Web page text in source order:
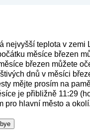
nejvyšší teplota v
měsíce březen
březen můžete
dnů v měsíci
mějte prosím na
je přibližně 11:29
hlavní město a